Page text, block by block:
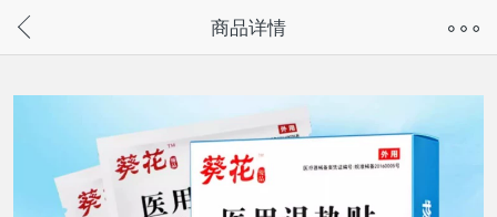
请通过微信或支付宝搜“奇兔客小程序”访问
商品详情